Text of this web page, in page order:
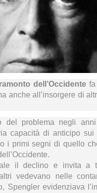
dell’Occidente
anche all’insorgere di
del problema negli
capacità di anticipo
i primi segni di quello
il declino e invita a
vedevano nelle
Spengler evidenziava